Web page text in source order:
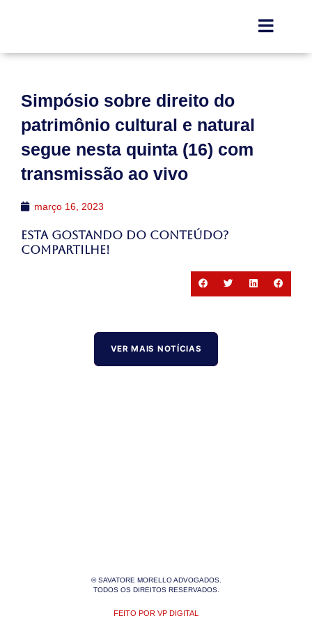
Simpósio sobre direito do
patrimônio cultural e natural
segue nesta quinta (16) com
transmissão ao vivo
março 16, 2023
Esta gostando do conteúdo?
Compartilhe!
VER MAIS NOTÍCIAS
© SAVATORE MORELLO ADVOGADOS.
TODOS OS DIREITOS RESERVADOS.
FEITO POR VP DIGITAL